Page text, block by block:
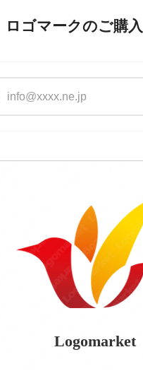
ロゴマークのご購入
Logomarket